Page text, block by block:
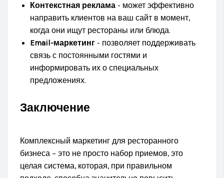
Контекстная реклама - может эффективно
направить клиентов на ваш сайт в момент,
когда они ищут рестораны или блюда.
Email-маркетинг - позволяет поддерживать
связь с постоянными гостями и
информировать их о специальных
предложениях.
Заключение
Комплексный маркетинг для ресторанного
бизнеса – это не просто набор приемов, это
целая система, которая, при правильном